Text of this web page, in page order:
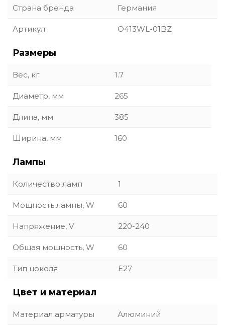
Страна бренда Германия
Артикул O413WL-01BZ
Размеры
Вес, кг 1.7
Диаметр, мм 265
Длина, мм 385
Ширина, мм 160
Лампы
Количество ламп 1
Мощность лампы, W 60
Напряжение, V 220-240
Общая мощность, W 60
Тип цоколя E27
Цвет и материал
Материал арматуры Алюминий